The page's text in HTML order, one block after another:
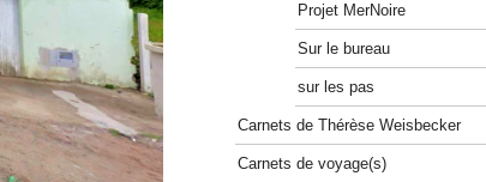
Projet MerNoire
Sur le bureau
sur les pas
Carnets de Thérèse Weisbecker
Carnets de voyage(s)